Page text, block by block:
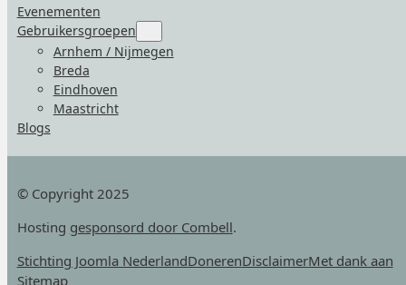
Evenementen
Gebruikersgroepen
for
“Gebruikersgroepen”
Arnhem / Nijmegen
Breda
Eindhoven
Maastricht
Blogs
© Copyright 2025
Hosting gesponsord door Combell.
Stichting Joomla NederlandDonerenDisclaimerMet dank aan
Sitemap